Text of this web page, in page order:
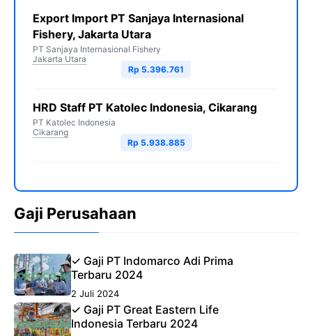
Export Import PT Sanjaya Internasional
Fishery, Jakarta Utara
PT Sanjaya Internasional Fishery
Jakarta Utara
Rp 5.396.761
HRD Staff PT Katolec Indonesia, Cikarang
PT Katolec Indonesia
Cikarang
Rp 5.938.885
Gaji Perusahaan
✓ Gaji PT Indomarco Adi Prima
Terbaru 2024
2 Juli 2024
✓ Gaji PT Great Eastern Life
Indonesia Terbaru 2024